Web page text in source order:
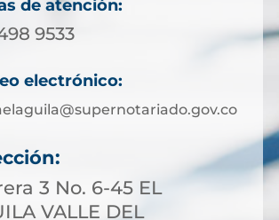
de atención:
9533
electrónico:
3 No. 6-45 EL
VALLE DEL